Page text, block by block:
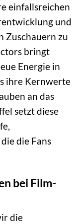
einfallsreichen
und
Zuschauern zu
bringt
Energie in
ihre Kernwerte
an das
setzt diese
die Fans
bei Film-
die